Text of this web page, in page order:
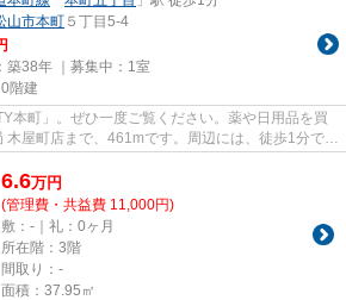
山市本町 ５丁目5-4
築38年 ｜募集中： 1室
階建
本町」。ぜひ一度ご覧ください。薬や日用品を買
木屋町店まで、461mです。周辺には、徒歩1分で利
6.6万円
(管理費・共益費 11,000円)
敷：-｜礼：0ヶ月
所在階：3階
間取り：-
面積：37.95㎡